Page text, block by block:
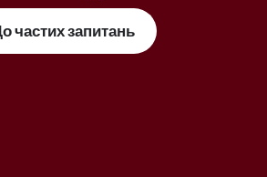
частих запитань